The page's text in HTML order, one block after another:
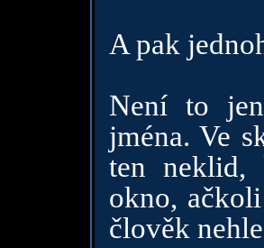
A pak
Není to
jména. Ve
ten neklid,
okno,
člověk